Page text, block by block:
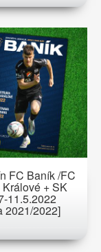
FC Baník /FC
+ SK
11.5.2022
2021/2022]